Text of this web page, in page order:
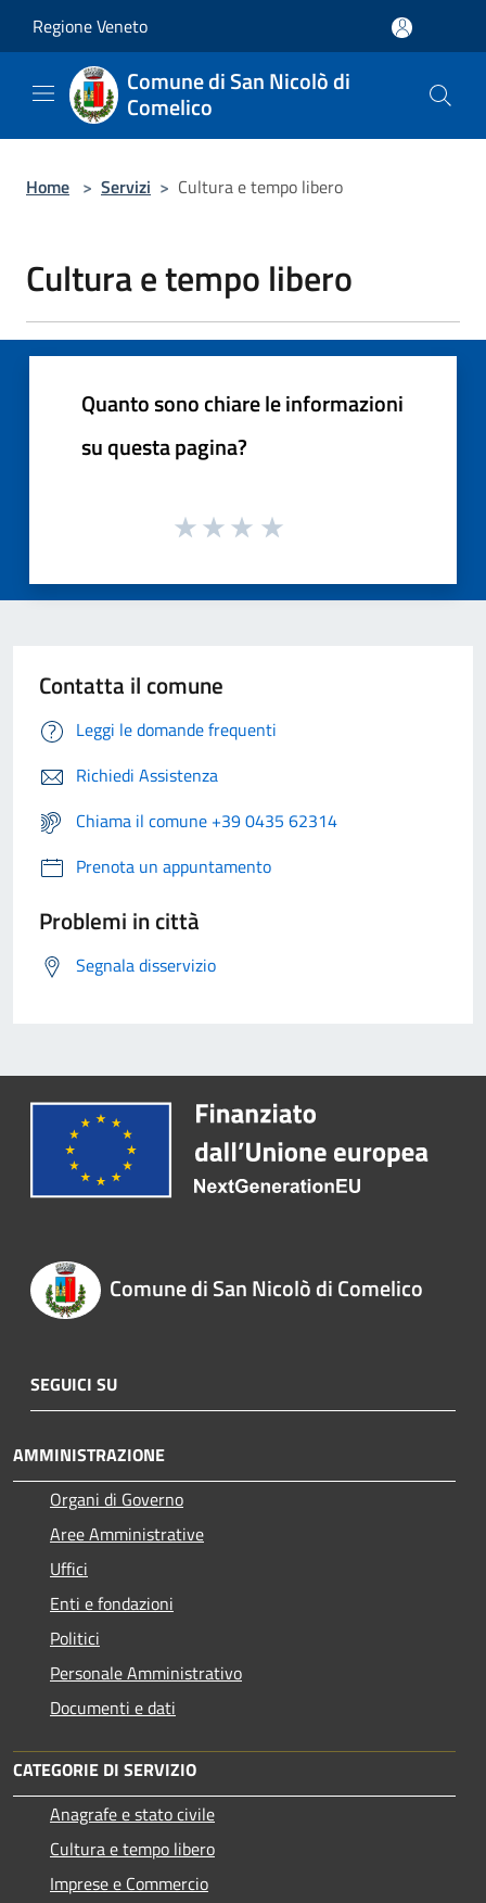
Regione Veneto
Comune di San Nicolò di
Comelico
Home > Servizi > Cultura e tempo libero
Cultura e tempo libero
Quanto sono chiare le informazioni
su questa pagina?
Contatta il comune
Leggi le domande frequenti
Richiedi Assistenza
Chiama il comune +39 0435 62314
Prenota un appuntamento
Problemi in città
Segnala disservizio
Comune di San Nicolò di Comelico
SEGUICI SU
AMMINISTRAZIONE
Organi di Governo
Aree Amministrative
Uffici
Enti e fondazioni
Politici
Personale Amministrativo
Documenti e dati
CATEGORIE DI SERVIZIO
Anagrafe e stato civile
Cultura e tempo libero
Imprese e Commercio